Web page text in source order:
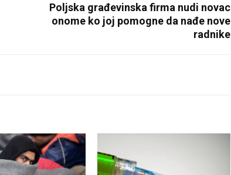
Poljska građevinska firma nudi novac
onome ko joj pomogne da nađe nove
radnike